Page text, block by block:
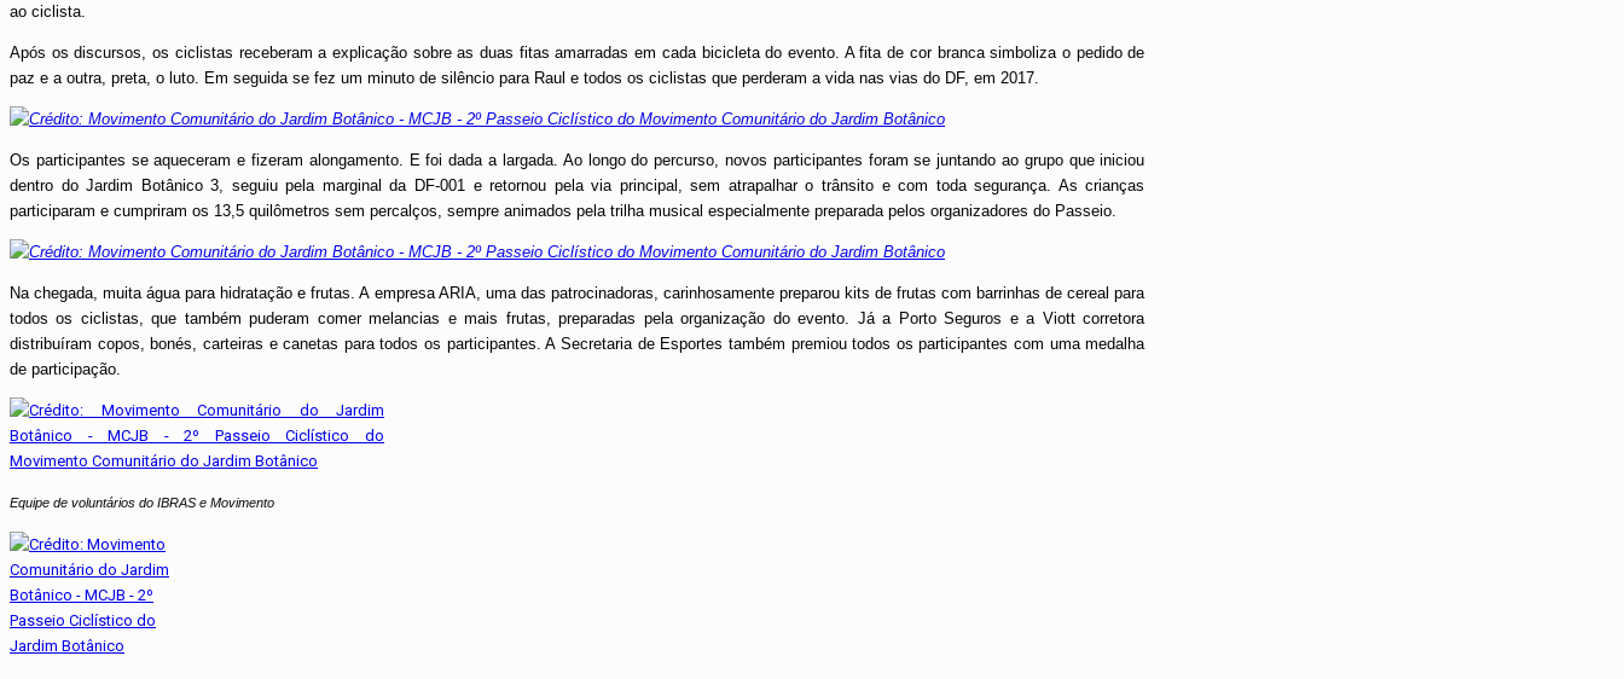
ao ciclista.
Após os discursos, os ciclistas receberam a explicação sobre as duas fitas amarradas em cada bicicleta do evento. A fita de cor branca simboliza o pedido de
paz e a outra, preta, o luto. Em seguida se fez um minuto de silêncio para Raul e todos os ciclistas que perderam a vida nas vias do DF, em 2017.
Os participantes se aqueceram e fizeram alongamento. E foi dada a largada. Ao longo do percurso, novos participantes foram se juntando ao grupo que iniciou
dentro do Jardim Botânico 3, seguiu pela marginal da DF-001 e retornou pela via principal, sem atrapalhar o trânsito e com toda segurança. As crianças
participaram e cumpriram os 13,5 quilômetros sem percalços, sempre animados pela trilha musical especialmente preparada pelos organizadores do Passeio.
Na chegada, muita água para hidratação e frutas. A empresa ARIA, uma das patrocinadoras, carinhosamente preparou kits de frutas com barrinhas de cereal para
todos os ciclistas, que também puderam comer melancias e mais frutas, preparadas pela organização do evento. Já a Porto Seguros e a Viott corretora
distribuíram copos, bonés, carteiras e canetas para todos os participantes. A Secretaria de Esportes também premiou todos os participantes com uma medalha
de participação.
Equipe de voluntários do IBRAS e Movimento